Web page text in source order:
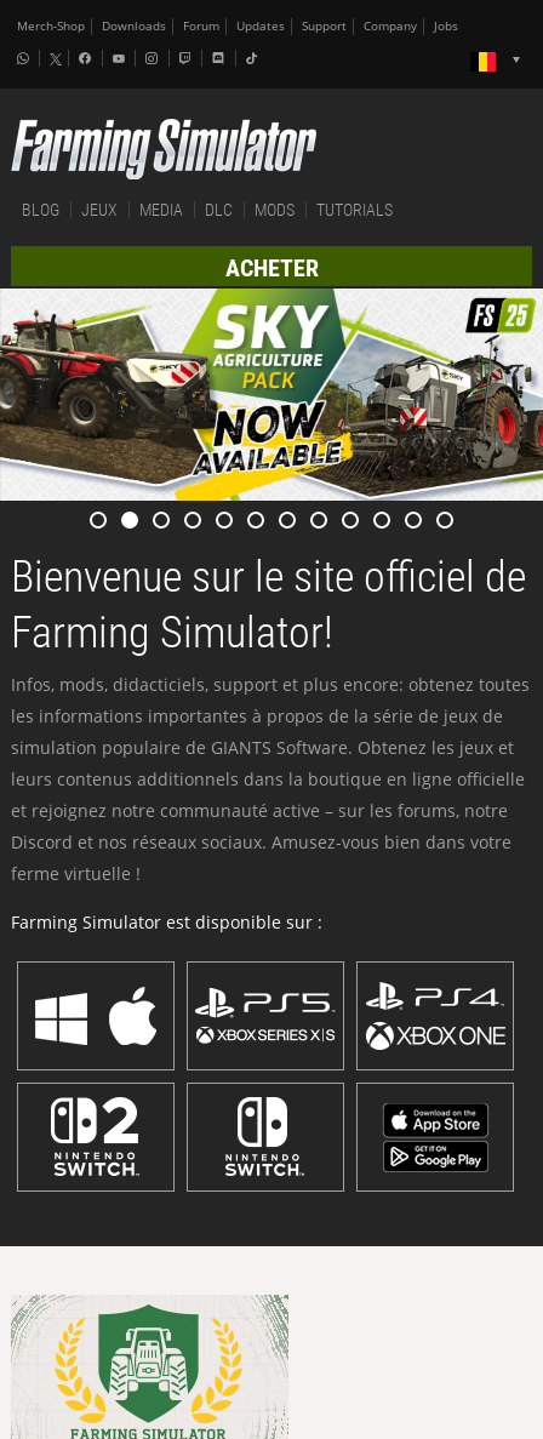
Merch-Shop Downloads Forum Updates Support Company Jobs
BLOG JEUX MEDIA DLC MODS TUTORIALS
ACHETER
Bienvenue sur le site officiel de
Farming Simulator!
Infos, mods, didacticiels, support et plus encore: obtenez toutes
les informations importantes à propos de la série de jeux de
simulation populaire de GIANTS Software. Obtenez les jeux et
leurs contenus additionnels dans la boutique en ligne officielle
et rejoignez notre communauté active – sur les forums, notre
Discord et nos réseaux sociaux. Amusez-vous bien dans votre
ferme virtuelle !
Farming Simulator est disponible sur :